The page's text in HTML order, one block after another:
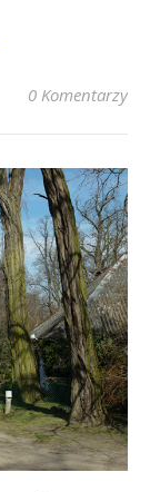
0 Komentarzy